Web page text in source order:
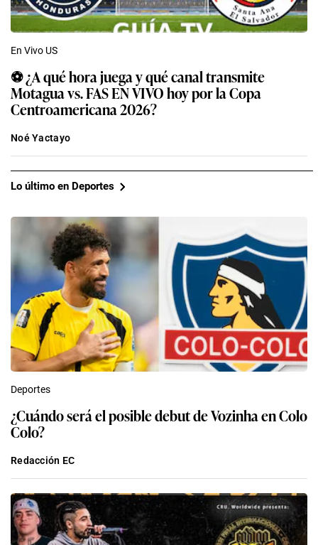
En Vivo US
⚽ ¿A qué hora juega y qué canal transmite
Motagua vs. FAS EN VIVO hoy por la Copa
Centroamericana 2026?
Noé Yactayo
Lo último en Deportes
Deportes
¿Cuándo será el posible debut de Vozinha en Colo
Colo?
Redacción EC